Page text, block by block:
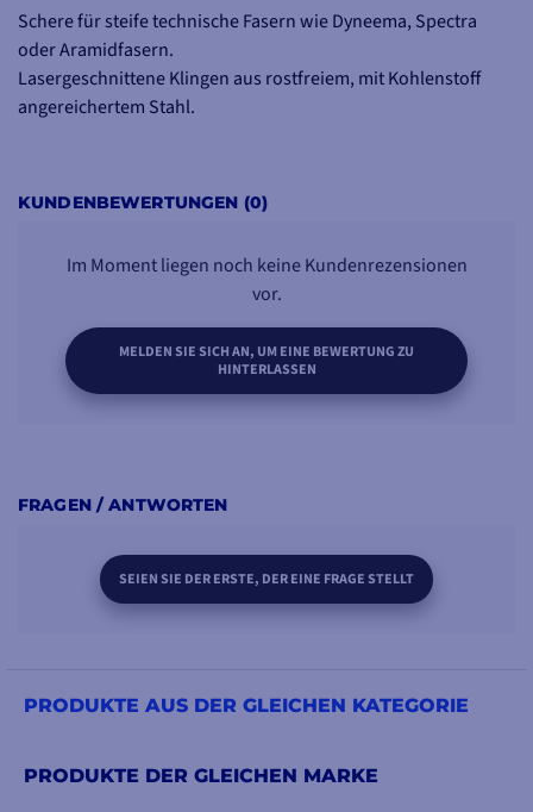
Schere für steife technische Fasern wie Dyneema, Spectra
oder Aramidfasern.
Lasergeschnittene Klingen aus rostfreiem, mit Kohlenstoff
angereichertem Stahl.
KUNDENBEWERTUNGEN (0)
Im Moment liegen noch keine Kundenrezensionen
vor.
MELDEN SIE SICH AN, UM EINE BEWERTUNG ZU
HINTERLASSEN
FRAGEN / ANTWORTEN
SEIEN SIE DER ERSTE, DER EINE FRAGE STELLT
PRODUKTE AUS DER GLEICHEN KATEGORIE
PRODUKTE DER GLEICHEN MARKE